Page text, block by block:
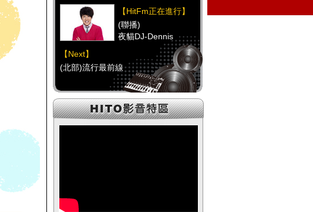
最專業《DJ推薦》好音樂千萬別錯過！
好康報報 最新優惠訊息都在這！
【HitFm正在進行】
(聯播)
夜貓DJ-Dennis
【Next】
(北部)流行最前線
【HitFm正在進行】
(聯播)